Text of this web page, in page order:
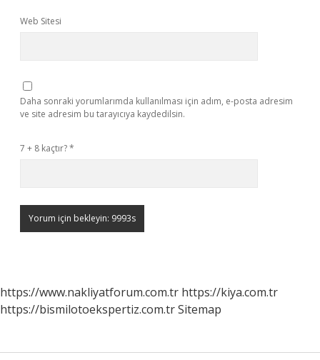
Web Sitesi
Daha sonraki yorumlarımda kullanılması için adım, e-posta adresim
ve site adresim bu tarayıcıya kaydedilsin.
7 + 8 kaçtır?*
https://www.nakliyatforum.com.tr https://kiya.com.tr
https://bismilotoekspertiz.com.trSitemap